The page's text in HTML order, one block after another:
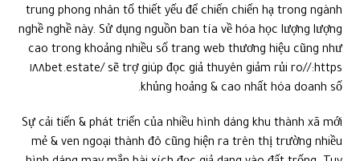
trung phong nhân tố thiết yếu để chiến chiến hạ trong ngành
nghề nghề này. Sử dụng nguồn ban tía về hóa học lượng lượng
cao trong khoảng nhiều số trang web thương hiệu cũng như
https://١٨٨bet.estate/ sẽ trợ giúp đọc giả thuyên giảm rủi ro
khủng hoảng & cao nhất hóa doanh số.
Sự cải tiến & phát triển của nhiều hình dáng khu thành xã mới
mẻ & ven ngoại thành đô cũng hiện ra trên thị trường nhiều